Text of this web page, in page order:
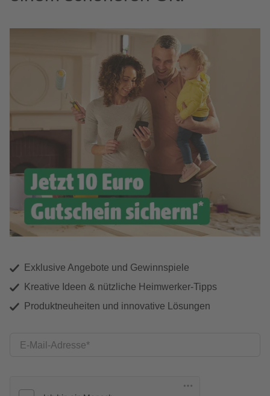
Exklusive Angebote und Gewinnspiele
Kreative Ideen & nützliche Heimwerker-Tipps
Produktneuheiten und innovative Lösungen
E-Mail-Adresse